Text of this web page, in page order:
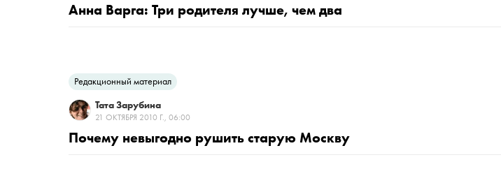
Анна Варга: Три родителя лучше, чем два
Редакционный материал
Тата Зарубина
21 ОКТЯБРЯ 2010 Г., 06:00
Почему невыгодно рушить старую Москву